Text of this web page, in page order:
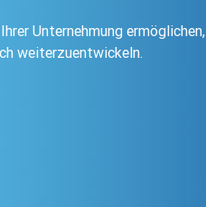
Unternehmung ermöglichen,
weiterzuentwickeln.